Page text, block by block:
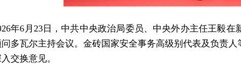
年6月23日，中共中央政治局委员、中央外办主任王毅
多瓦尔主持会议。金砖国家安全事务高级别代表及负责
交换意见。